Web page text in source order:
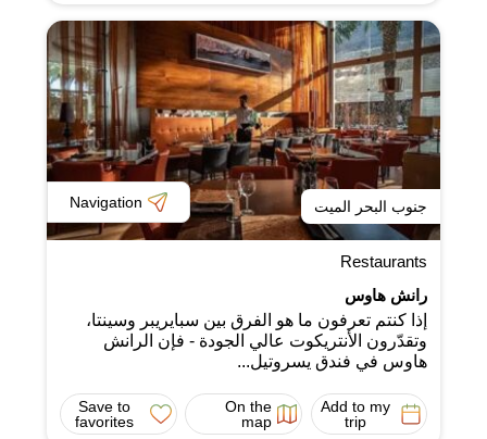
جنوب البحر الميت Navigation
Restaurants
رانش هاوس
إذا كنتم تعرفون ما هو الفرق بين سبايريبر وسينتا،
وتقدّرون الأنتريكوت عالي الجودة - فإن الرانش
هاوس في فندق يسروتيل...
Add to my
trip
On the
map
Save to
favorites